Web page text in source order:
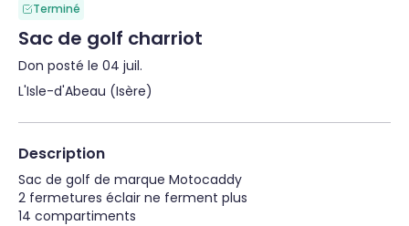
Terminé
Sac de golf charriot
Don posté le 04 juil.
L'Isle-d'Abeau (Isère)
Description
Sac de golf de marque Motocaddy
2 fermetures éclair ne ferment plus
14 compartiments